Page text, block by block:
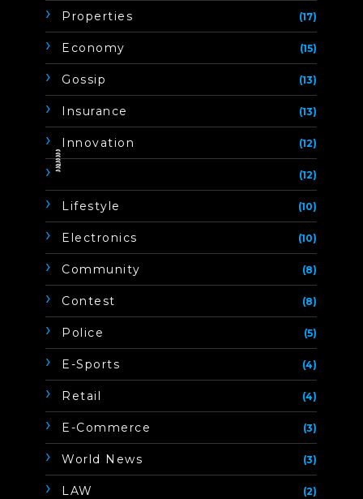
Properties (17)
Economy (15)
Gossip (13)
Insurance (13)
Innovation (12)
(12)
Lifestyle (10)
Electronics (10)
Community (8)
Contest (8)
Police (5)
E-Sports (4)
Retail (4)
E-Commerce (3)
World News (3)
LAW (2)